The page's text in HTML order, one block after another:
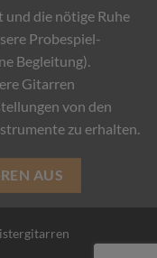
die nötige Ruhe
Probespiel-
Begleitung).
Gitarren
von den
zu erhalten.
AUS